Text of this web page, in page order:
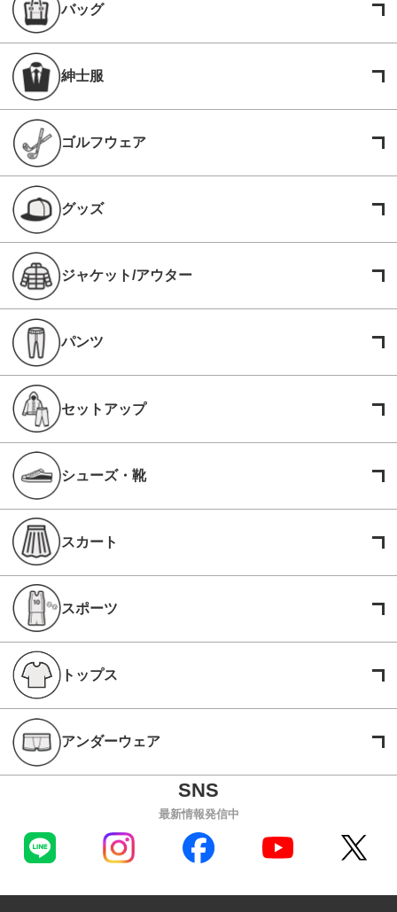
バッグ
紳士服
ゴルフウェア
グッズ
ジャケット/アウター
パンツ
セットアップ
シューズ・靴
スカート
スポーツ
トップス
アンダーウェア
最新情報発信中